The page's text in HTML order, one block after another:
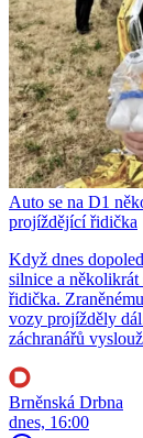
Auto se na D1
projíždějící řidička
Když dnes
silnice a několikrát
řidička.
vozy projížděly
záchranářů
Brněnská Drbna
dnes, 16:00